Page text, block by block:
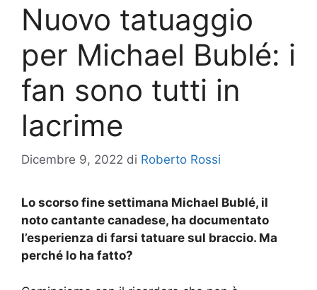
Nuovo tatuaggio
per Michael Bublé: i
fan sono tutti in
lacrime
Dicembre 9, 2022 di Roberto Rossi
Lo scorso fine settimana Michael Bublé, il
noto cantante canadese, ha documentato
l’esperienza di farsi tatuare sul braccio. Ma
perché lo ha fatto?